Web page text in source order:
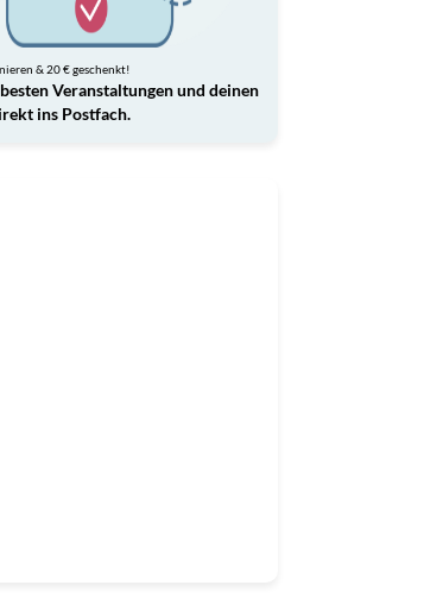
& 20 € geschenkt!
Veranstaltungen und deinen
ins Postfach.